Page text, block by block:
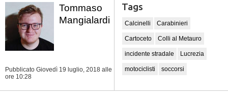
Tommaso
Mangialardi
Pubblicato Giovedì 19 luglio, 2018 alle
ore 10:28
Tags
Calcinelli Carabinieri
Cartoceto Colli al Metauro
incidente stradale Lucrezia
motociclisti soccorsi